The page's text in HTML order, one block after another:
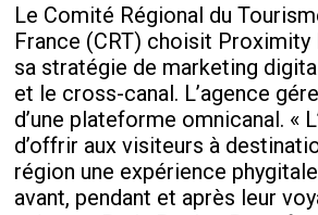
Le Comité Régional du
France (CRT) choisit Proximity
sa stratégie de marketing
et le cross-canal. L’agence
d’une plateforme omnicanal. «
d’offrir aux visiteurs à
région une expérience
avant, pendant et après leur